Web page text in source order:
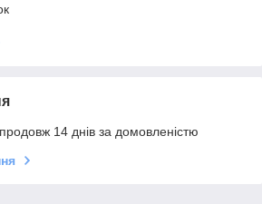
14 днів за домовленістю